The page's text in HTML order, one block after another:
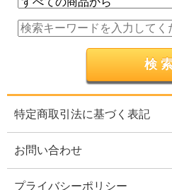
特定商取引法に基づく表記
お問い合わせ
プライバシーポリシー